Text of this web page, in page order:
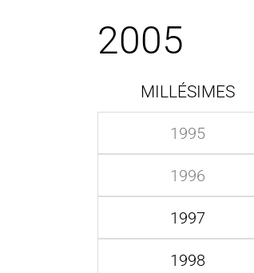
2005
MILLÉSIMES
1995
1996
1997
1998